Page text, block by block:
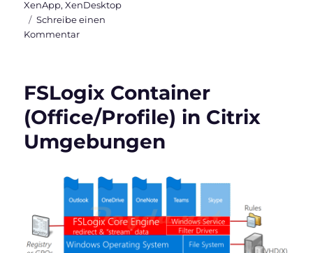
XenApp,XenDesktop
Schreibe einen
Kommentarzu
and
Desktops
&
WEM
2003
veröffentlicht
FSLogix Container
(Office/Profile) in Citrix
Umgebungen